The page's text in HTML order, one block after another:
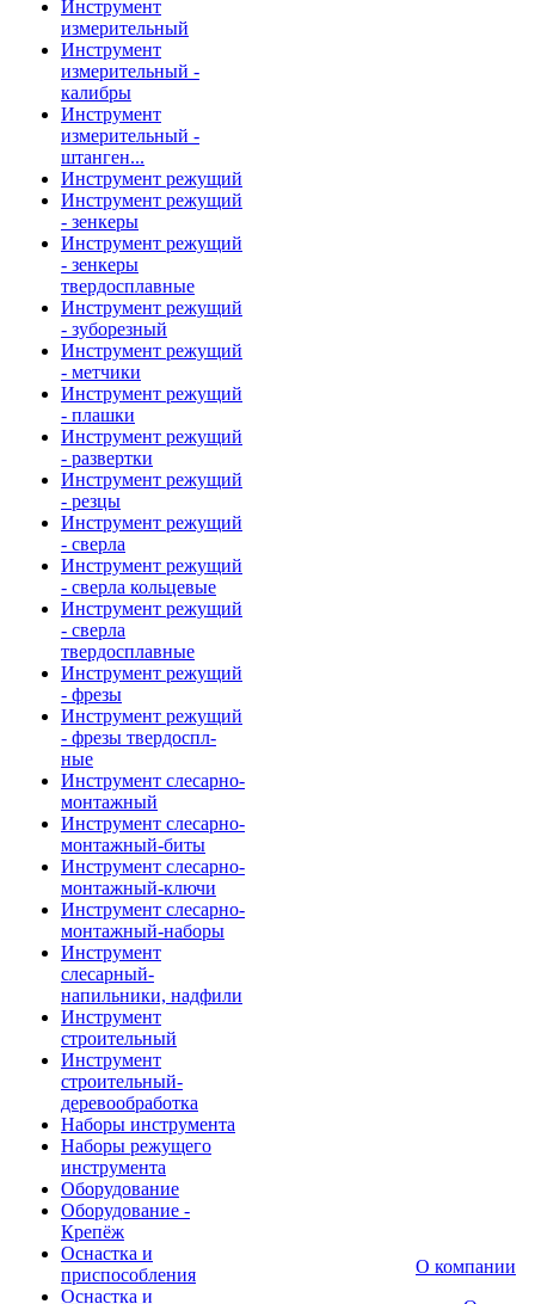
Инструмент
измерительный
Инструмент
измерительный -
калибры
Инструмент
измерительный -
штанген...
Инструмент режущий
Инструмент режущий
- зенкеры
Инструмент режущий
- зенкеры
твердосплавные
Инструмент режущий
- зуборезный
Инструмент режущий
- метчики
Инструмент режущий
- плашки
Инструмент режущий
- развертки
Инструмент режущий
- резцы
Инструмент режущий
- сверла
Инструмент режущий
- сверла кольцевые
Инструмент режущий
- сверла
твердосплавные
Инструмент режущий
- фрезы
Инструмент режущий
- фрезы твердоспл-
ные
Инструмент слесарно-
монтажный
Инструмент слесарно-
монтажный-биты
Инструмент слесарно-
монтажный-ключи
Инструмент слесарно-
монтажный-наборы
Инструмент
слесарный-
напильники, надфили
Инструмент
строительный
Инструмент
строительный-
деревообработка
Наборы инструмента
Наборы режущего
инструмента
Оборудование
Оборудование -
Крепёж
Оснастка и
приспособления
Оснастка и
О компании